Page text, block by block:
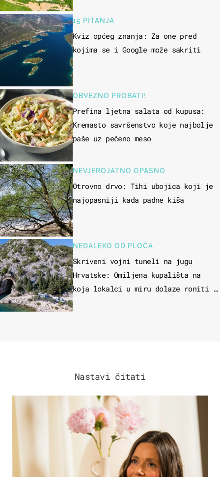
15 PITANJA
Kviz općeg znanja: Za one pred
kojima se i Google može sakriti
OBVEZNO PROBATI!
Prefina ljetna salata od kupusa:
Kremasto savršenstvo koje najbolje
paše uz pečeno meso
NEVJEROJATNO OPASNO
Otrovno drvo: Tihi ubojica koji je
najopasniji kada padne kiša
NEDALEKO OD PLOČA
Skriveni vojni tuneli na jugu
Hrvatske: Omiljena kupališta na
koja lokalci u miru dolaze roniti i
Nastavi čitati
MODA & LJEPOTA